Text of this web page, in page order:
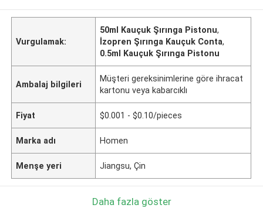
Vurgulamak:
50ml Kauçuk Şırınga Pistonu,
İzopren Şırınga Kauçuk Conta,
0.5ml Kauçuk Şırınga Pistonu
Ambalaj bilgileri
Müşteri gereksinimlerine göre ihracat
kartonu veya kabarcıklı
Fiyat $0.001 - $0.10/pieces
Marka adı Homen
Menşe yeri Jiangsu, Çin
Daha fazla göster